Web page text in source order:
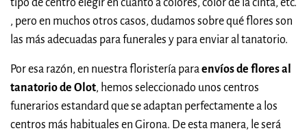
tipo de centro elegir en cuanto a colores, color de la cinta, etc.
, pero en muchos otros casos, dudamos sobre qué flores son
las más adecuadas para funerales y para enviar al tanatorio.
Por esa razón, en nuestra floristería paraenvíos de flores al
tanatorio de Olot, hemos seleccionado unos centros
funerarios estandard que se adaptan perfectamente a los
centros más habituales en Girona. De esta manera, le será